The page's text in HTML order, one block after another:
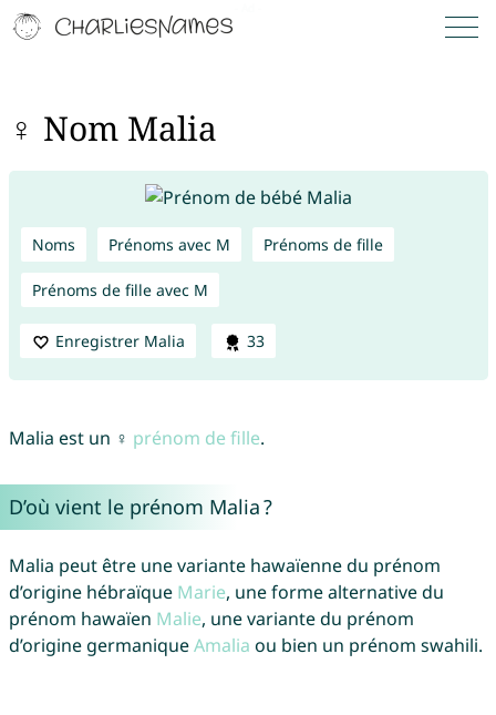
♀ Nom Malia
Noms Prénoms avec M Prénoms de fille
Prénoms de fille avec M
Enregistrer Malia 33
Malia est un ♀ prénom de fille.
D’où vient le prénom Malia ?
Malia peut être une variante hawaïenne du prénom
d’origine hébraïque Marie, une forme alternative du
prénom hawaïen Malie, une variante du prénom
d’origine germaniqueAmalia ou bien un prénom swahili.